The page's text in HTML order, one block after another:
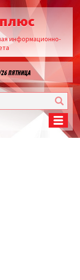
информационно-
ПЯТНИЦА